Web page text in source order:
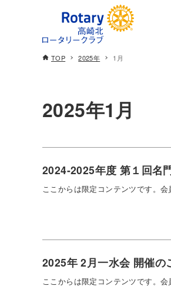
TOP 2025年 1月
2025年1月
2024-2025年度 第１回名
ここからは限定コンテンツです。会
2025年 2月一水会 開催の
ここからは限定コンテンツです。会